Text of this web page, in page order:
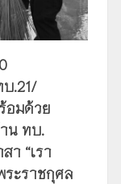
.21/
อมด้วย
น ทบ.
า “เรา
ระราชกุศล